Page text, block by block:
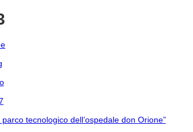
tecnologico dell’ospedale don Orione”